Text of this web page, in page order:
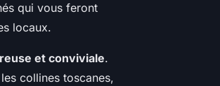
qui vous feront
locaux.
et conviviale.
collines toscanes,